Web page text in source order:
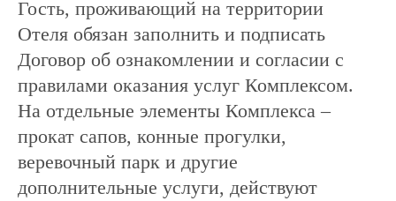
Гость, проживающий на территории
Отеля обязан заполнить и подписать
Договор об ознакомлении и согласии с
правилами оказания услуг Комплексом.
На отдельные элементы Комплекса –
прокат сапов, конные прогулки,
веревочный парк и другие
дополнительные услуги, действуют